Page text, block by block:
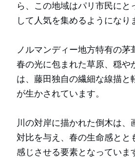
ら、この地域はパリ市民にと
して人気を集めるようになり
ノルマンディー地方特有の茅
春の光に包まれた草原、穏や
は、藤田独自の繊細な線描と
が生かされています。
川の対岸に描かれた倒木は、
対比を与え、春の生命感とと
感じさせる要素となっていま